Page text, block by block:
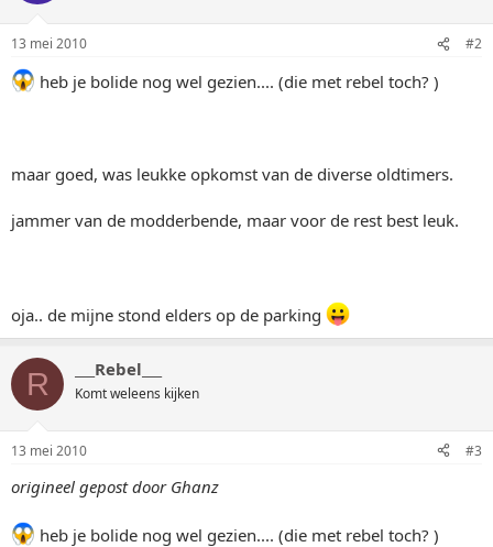
13 mei 2010 #2
heb je bolide nog wel gezien.... (die met rebel toch? )
maar goed, was leukke opkomst van de diverse oldtimers.
jammer van de modderbende, maar voor de rest best leuk.
oja.. de mijne stond elders op de parking
R ___Rebel___
Komt weleens kijken
13 mei 2010 #3
origineel gepost door Ghanz
heb je bolide nog wel gezien.... (die met rebel toch? )